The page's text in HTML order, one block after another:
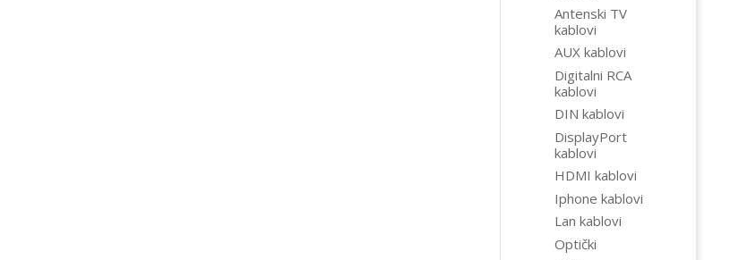
Antenski TV
kablovi
AUX kablovi
Digitalni RCA
kablovi
DIN kablovi
DisplayPort
kablovi
HDMI kablovi
Iphone kablovi
Lan kablovi
Optički